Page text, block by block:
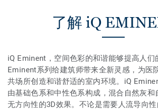
了解 iQ
iQ Eminent，空间色彩的和谐能够提高人们
Eminent系列给建筑师带来全新灵感，为医
共场所创造和谐舒适的室内环境。iQ
由基础色系和中性色系构成，混合自然灰和
无方向性的3D效果。不论是需要人流导向